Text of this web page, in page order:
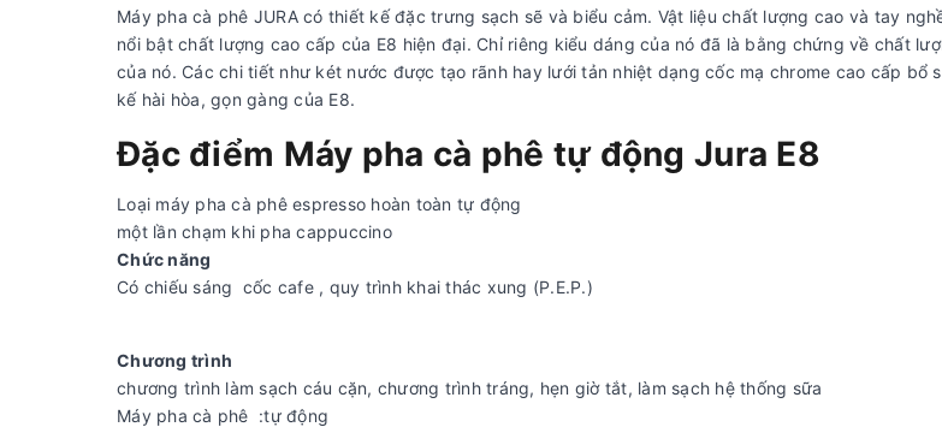
Máy pha cà phê JURA có thiết kế đặc trưng sạch sẽ và biểu cảm. Vật liệu chất lượng cao và tay
nổi bật chất lượng cao cấp của E8 hiện đại. Chỉ riêng kiểu dáng của nó đã là bằng chứng về chất
của nó. Các chi tiết như két nước được tạo rãnh hay lưới tản nhiệt dạng cốc mạ chrome cao cấp bổ
kế hài hòa, gọn gàng của E8.
Đặc điểm Máy pha cà phê tự động Jura E8
Loại máy pha cà phê espresso hoàn toàn tự động
một lần chạm khi pha cappuccino
Chức năng
Có chiếu sáng cốc cafe , quy trình khai thác xung (P.E.P.)
Chương trình
chương trình làm sạch cáu cặn, chương trình tráng, hẹn giờ tắt, làm sạch hệ thống sữa
Máy pha cà phê :tự động